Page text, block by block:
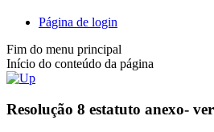
Página de login
Fim do menu principal
Início do conteúdo da página
Resolução 8 estatuto anexo-